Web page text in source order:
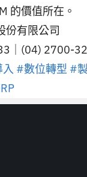
的價值所在。
份有限公司
｜(04) 2700-
#數位轉型 #